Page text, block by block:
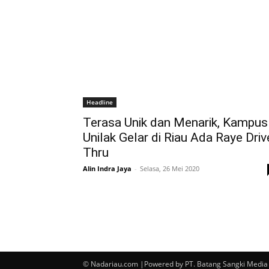
Headline
Terasa Unik dan Menarik, Kampus
Unilak Gelar di Riau Ada Raye
Thru
Alin Indra Jaya - Selasa, 26 Mei 2020
© Nadariau.com |Powered by PT. Batang Sangki Media